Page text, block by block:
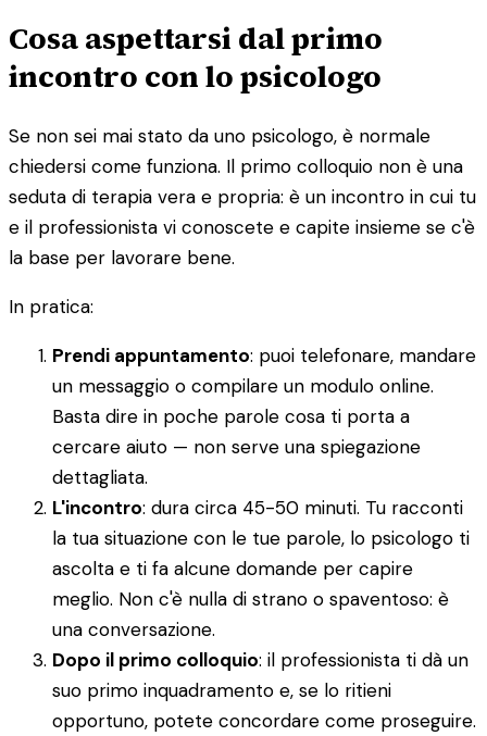
Cosa aspettarsi dal primo
incontro con lo psicologo
Se non sei mai stato da uno psicologo, è normale
chiedersi come funziona. Il primo colloquio non è una
seduta di terapia vera e propria: è un incontro in cui tu
e il professionista vi conoscete e capite insieme se c'è
la base per lavorare bene.
In pratica:
Prendi appuntamento: puoi telefonare, mandare
un messaggio o compilare un modulo online.
Basta dire in poche parole cosa ti porta a
cercare aiuto — non serve una spiegazione
dettagliata.
L'incontro: dura circa 45-50 minuti. Tu racconti
la tua situazione con le tue parole, lo psicologo ti
ascolta e ti fa alcune domande per capire
meglio. Non c'è nulla di strano o spaventoso: è
una conversazione.
Dopo il primo colloquio: il professionista ti dà un
suo primo inquadramento e, se lo ritieni
opportuno, potete concordare come proseguire.